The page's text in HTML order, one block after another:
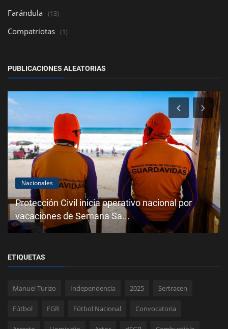
Farándula (13)
Compatriotas (1)
PUBLICACIONES ALEATORIAS
Nacionales
Protección Civil inicia operativo nacional por
vacaciones de Semana Sa...
ETIQUETAS
Manuel Turizo Independencia 2025 Sertracen
Fútbol FGR Fútbol Nacional Convocatoria